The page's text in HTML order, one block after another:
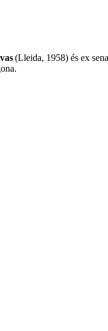
(Lleida, 1958) és ex